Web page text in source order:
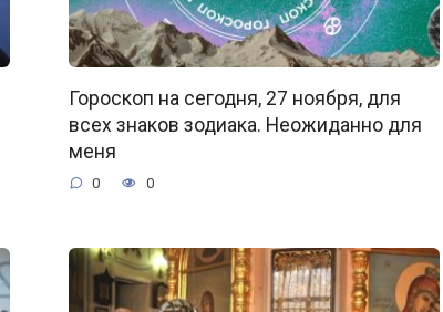
Гороскоп на сегодня, 27 ноября, для
всех знаков зодиака. Неожиданно для
меня
0 0